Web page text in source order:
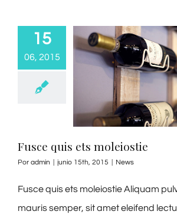
15
06, 2015
Fusce quis ets moleiostie
Por admin junio 15th, 2015 News
Fusce quis ets moleiostie Aliquam
mauris semper, sit amet eleifend